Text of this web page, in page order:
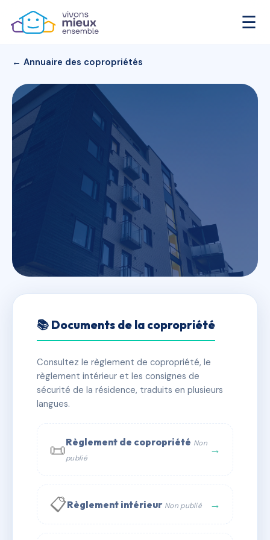
☰
← Annuaire des copropriétés
LA CERISAIE
✓ Immatriculée 🏠 33 lots 🏗 1 bâtiment(s)
📞 Contacter Syndic Digital
📚 Documents de la copropriété
Consultez le règlement de copropriété, le
règlement intérieur et les consignes de
sécurité de la résidence, traduits en plusieurs
langues.
📜Règlement de copropriété Non
publié
→
📋Règlement intérieur Non publié →